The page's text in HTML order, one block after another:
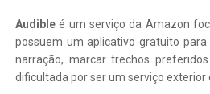
Audible é um serviço da Amazon
possuem um aplicativo gratuito
narração, marcar trechos
dificultada por ser um serviço exterior